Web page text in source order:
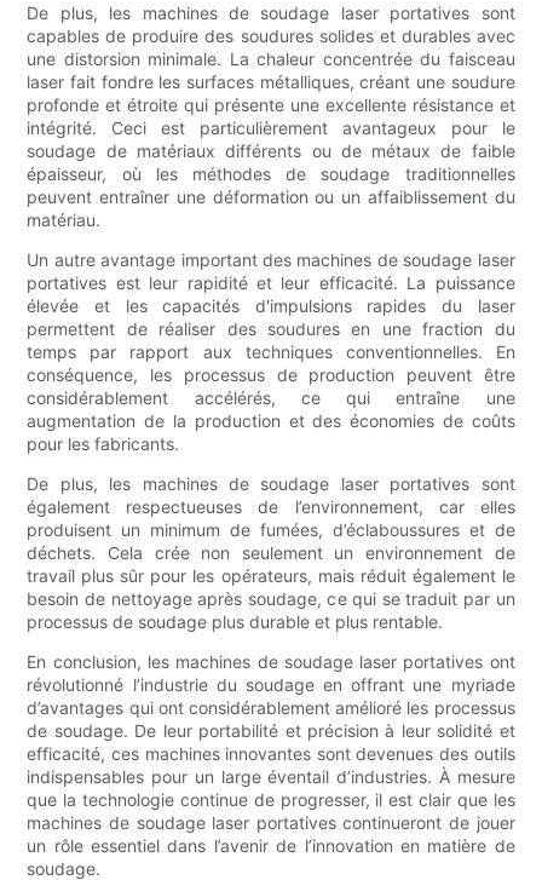
De plus, les machines de soudage laser portatives sont
capables de produire des soudures solides et durables avec
une distorsion minimale. La chaleur concentrée du faisceau
laser fait fondre les surfaces métalliques, créant une soudure
profonde et étroite qui présente une excellente résistance et
intégrité. Ceci est particulièrement avantageux pour le
soudage de matériaux différents ou de métaux de faible
épaisseur, où les méthodes de soudage traditionnelles
peuvent entraîner une déformation ou un affaiblissement du
matériau.
Un autre avantage important des machines de soudage laser
portatives est leur rapidité et leur efficacité. La puissance
élevée et les capacités d'impulsions rapides du laser
permettent de réaliser des soudures en une fraction du
temps par rapport aux techniques conventionnelles. En
conséquence, les processus de production peuvent être
considérablement accélérés, ce qui entraîne une
augmentation de la production et des économies de coûts
pour les fabricants.
De plus, les machines de soudage laser portatives sont
également respectueuses de l’environnement, car elles
produisent un minimum de fumées, d’éclaboussures et de
déchets. Cela crée non seulement un environnement de
travail plus sûr pour les opérateurs, mais réduit également le
besoin de nettoyage après soudage, ce qui se traduit par un
processus de soudage plus durable et plus rentable.
En conclusion, les machines de soudage laser portatives ont
révolutionné l’industrie du soudage en offrant une myriade
d’avantages qui ont considérablement amélioré les processus
de soudage. De leur portabilité et précision à leur solidité et
efficacité, ces machines innovantes sont devenues des outils
indispensables pour un large éventail d’industries. À mesure
que la technologie continue de progresser, il est clair que les
machines de soudage laser portatives continueront de jouer
un rôle essentiel dans l’avenir de l’innovation en matière de
soudage.